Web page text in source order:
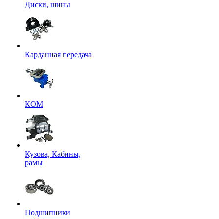
Диски, шины
Карданная передача
КОМ
Кузова, Кабины,
рамы
Подшипники